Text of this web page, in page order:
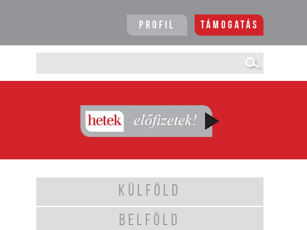
Profil Támogatás
KÜLFÖLD
BELFÖLD